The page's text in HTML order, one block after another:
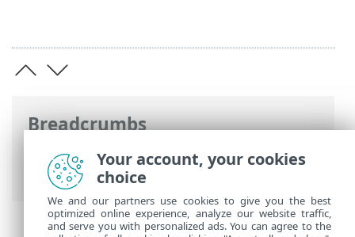
Breadcrumbs
ESET Online súgó>ESET Security
Ultimate
>További beállítások
Your account, your cookies
choice
We and our partners use cookies to give you the best
optimized online experience, analyze our website traffic,
and serve you with personalized ads. You can agree to the